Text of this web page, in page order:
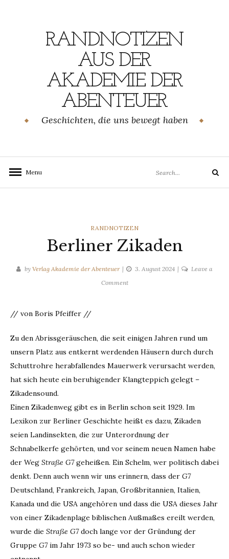
RANDNOTIZEN
AUS DER
AKADEMIE DER
ABENTEUER
Geschichten, die uns bewegt haben
Menu
for:
Search
CATEGORIES
RANDNOTIZEN
Berliner Zikaden
by Verlag Akademie der Abenteuer 3. August 2024
Leave a
Commenton
// von Boris Pfeiffer //
Zu den Abrissgeräuschen, die seit einigen Jahren rund um
unsern Platz aus entkernt werdenden Häusern durch durch
Schuttrohre herabfallendes Mauerwerk verursacht werden,
hat sich heute ein beruhigender Klangteppich gelegt –
Zikadensound.
Einen Zikadenweg gibt es in Berlin schon seit 1929. Im
Lexikon zur Berliner Geschichte heißt es dazu, Zikaden
seien Landinsekten, die zur Unterordnung der
Schnabelkerfe gehörten, und vor seinem neuen Namen habe
der Weg Straße G7geheißen. Ein Schelm, wer politisch dabei
denkt. Denn auch wenn wir uns erinnern, dass der G7
Deutschland, Frankreich, Japan, Großbritannien, Italien,
Kanada und die USA angehören und dass die USA dieses Jahr
von einer Zikadenplage biblischen Außmaßes ereilt werden,
wurde die Straße G7doch lange vor der Gründung der
Gruppe G7im Jahr 1973 so be- und auch schon wieder